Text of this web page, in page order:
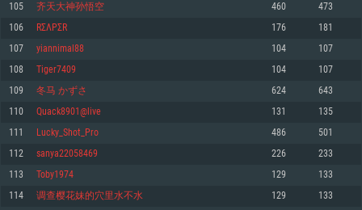
최소사양
운영체제: Windows 10 (64 bit)
프로세서: 2.2 GHz 듀얼코어 이상
메모리: 4GB
그래픽 카드: DirectX 11 이상을 지원하는 AMD Radeon 77XX / NVIDIA
GeForce GT 660. 최소 사양 해상도: 720p
네트워크: 브로드밴드 인터넷
여유 저장 공간: 22.1 GB (최소 클라이언트)
최소사양
운영체제: Mac OS Big Sur 11.0
프로세서: 최소 2.2 GHz의 Core i5 (Intel Xeon 은 지원하지 않습니다)
메모리: 6 GB
그래픽 카드: Metal 을 지원하는 Intel Iris Pro 5200 (Mac), 혹은 이와 비슷한 성
능을 가지는 Mac 버전의 AMD/Nvidia. 최소 해상도: 720p
네트워크: 브로드밴드 인터넷
여유 저장 공간: 22.1 GB (최소 클라이언트)
최소사양
운영체제: 64bit Linux 중 최신 버전
프로세서: 2.4 GHz 듀얼코어
메모리: 4 GB
그래픽 카드: Vulkan 을 지원하고, 최신 그래픽 드라이버를 지원하는 NVIDIA
660 (6개월 미만) 혹은 그와 동급의 성능을 가지며 최신 그래픽 드라이버를 지
원하는 AMD (6개월 미만; 최소사양 지원 해상도 720p)
네트워크: 브로드밴드 인터넷
여유 저장 공간: 22.1 GB (최소 클라이언트)
105 齐天大神孙悟空 460 473
106 RΣΛPΣR 176 181
107 yiannimal88 104 107
108 Tiger7409 104 107
109 冬马 かずさ 624 643
110 Quack8901@live 131 135
111 Lucky_Shot_Pro 486 501
112 sanya22058469 226 233
113 Toby1974 129 133
114 调查樱花妹的穴里水不水 129 133